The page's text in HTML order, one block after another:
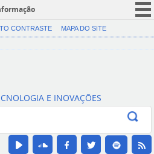
CORONAVÍRUS (COVID-19)
Canais
CONTRASTE MAPA DO SITE
E INOVAÇÕES